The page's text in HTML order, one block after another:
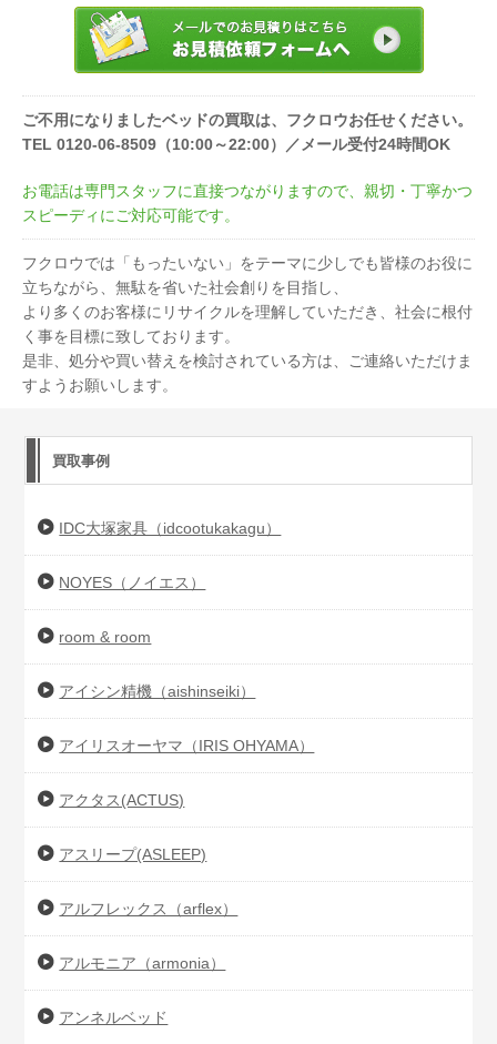
ご不用になりましたベッドの買取は、フクロウお任せください。
TEL 0120-06-8509（10:00～22:00）／メール受付24時間OK
お電話は専門スタッフに直接つながりますので、親切・丁寧かつ
スピーディにご対応可能です。
フクロウでは「もったいない」をテーマに少しでも皆様のお役に
立ちながら、無駄を省いた社会創りを目指し、
より多くのお客様にリサイクルを理解していただき、社会に根付
く事を目標に致しております。
是非、処分や買い替えを検討されている方は、ご連絡いただけま
すようお願いします。
買取事例
IDC大塚家具（idcootukakagu）
NOYES（ノイエス）
room & room
アイシン精機（aishinseiki）
アイリスオーヤマ（IRIS OHYAMA）
アクタス(ACTUS)
アスリープ(ASLEEP)
アルフレックス（arflex）
アルモニア（armonia）
アンネルベッド